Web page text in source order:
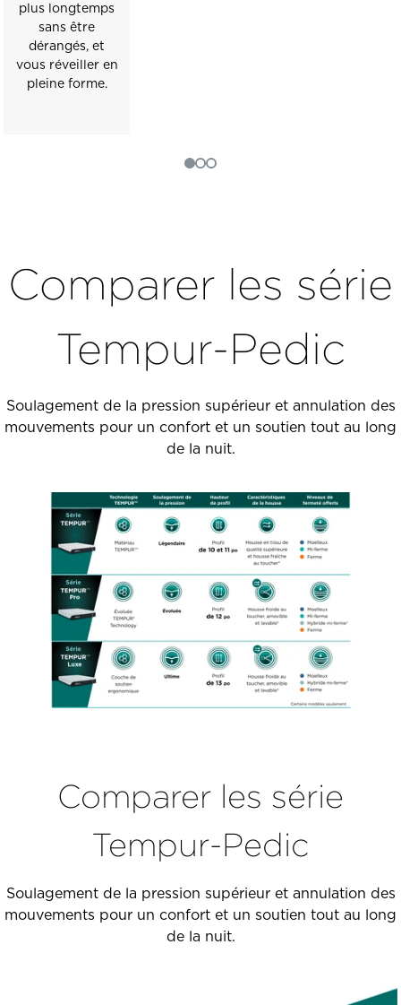
plus longtemps
sans être
dérangés, et
vous réveiller en
pleine forme.
Comparer les série
Tempur-Pedic
Soulagement de la pression supérieur et annulation des
mouvements pour un confort et un soutien tout au long
de la nuit.
Comparer les série
Tempur-Pedic
Soulagement de la pression supérieur et annulation des
mouvements pour un confort et un soutien tout au long
de la nuit.